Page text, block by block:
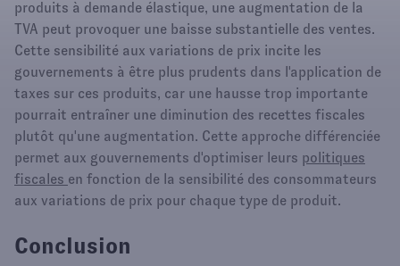
produits à demande élastique, une augmentation de la
TVA peut provoquer une baisse substantielle des ventes.
Cette sensibilité aux variations de prix incite les
gouvernements à être plus prudents dans l'application de
taxes sur ces produits, car une hausse trop importante
pourrait entraîner une diminution des recettes fiscales
plutôt qu'une augmentation. Cette approche différenciée
permet aux gouvernements d'optimiser leurs politiques
fiscales en fonction de la sensibilité des consommateurs
aux variations de prix pour chaque type de produit.
Conclusion